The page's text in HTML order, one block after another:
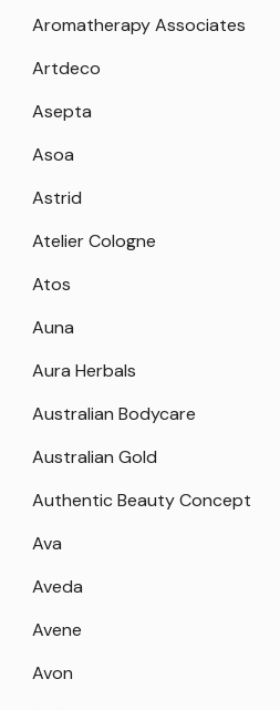
Aromatherapy Associates
Artdeco
Asepta
Asoa
Astrid
Atelier Cologne
Atos
Auna
Aura Herbals
Australian Bodycare
Australian Gold
Authentic Beauty Concept
Ava
Aveda
Avene
Avon